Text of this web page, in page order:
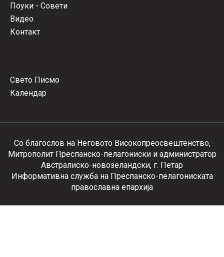
Поуки - Совети
Видео
Контакт
Свето Писмо
Календар
Со благослов на Неговото Високопреосвештенство,
Митрополит Преспанско-пелагониски и администратор
Австралиско-новозеландски, г. Петар
Информативна служба на Преспанско-пелагониската
православна епархија